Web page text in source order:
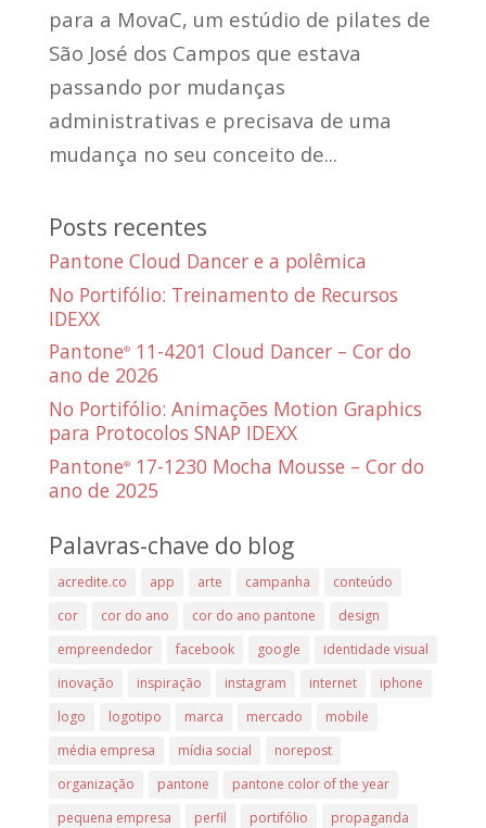
para a MovaC, um estúdio de pilates de
São José dos Campos que estava
passando por mudanças
administrativas e precisava de uma
mudança no seu conceito de...
Posts recentes
Pantone Cloud Dancer e a polêmica
No Portifólio: Treinamento de Recursos
IDEXX
Pantone®11-4201 Cloud Dancer – Cor do
ano de 2026
No Portifólio: Animações Motion Graphics
para Protocolos SNAP IDEXX
Pantone®17-1230 Mocha Mousse – Cor do
ano de 2025
Palavras-chave do blog
acredite.co app arte campanha
conteúdo
cor
cor do ano cor do ano pantone
design
empreendedor
facebook google
identidade visual
inovação
inspiração instagram internet
iphone
logo
logotipo marca mercado
mobile
média empresa
mídia social
norepost
organização
pantone
pantone color of the year
pequena empresa
perfil portifólio
propaganda